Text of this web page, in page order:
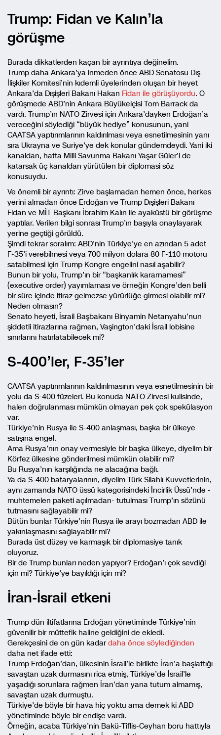
Trump: Fidan ve Kalın’la
görüşme
Burada dikkatlerden kaçan bir ayrıntıya değinelim.
Trump daha Ankara’ya inmeden önce ABD Senatosu Dış
İlişkiler Komitesi’nin kıdemli üyelerinden oluşan bir heyet
Ankara’da Dışişleri Bakanı Hakan Fidan ile görüşüyordu. O
görüşmede ABD’nin Ankara Büyükelçisi Tom Barrack da
vardı. Trump’ın NATO Zirvesi için Ankara’dayken Erdoğan’a
vereceğini söylediği “büyük hediye” konusunun, yani
CAATSA yaptırımlarının kaldırılması veya esnetilmesinin yanı
sıra Ukrayna ve Suriye’ye dek konular gündemdeydi. Yani iki
kanaldan, hatta Milli Savunma Bakanı Yaşar Güler’i de
katarsak üç kanaldan yürütülen bir diplomasi söz
konusuydu.
Ve önemli bir ayrıntı: Zirve başlamadan hemen önce, herkes
yerini almadan önce Erdoğan ve Trump Dışişleri Bakanı
Fidan ve MİT Başkanı İbrahim Kalın ile ayaküstü bir görüşme
yaptılar. Verilen bilgi sonrası Trump’ın başıyla onaylayarak
yerine geçtiği görüldü.
Şimdi tekrar soralım: ABD’nin Türkiye’ye en azından 5 adet
F-35’i verebilmesi veya 700 milyon dolara 80 F-110 motoru
satabilmesi için Trump Kongre engelini nasıl aşabilir?
Bunun bir yolu, Trump’ın bir “başkanlık kararnamesi”
(executive order) yayımlaması ve örneğin Kongre’den belli
bir süre içinde itiraz gelmezse yürürlüğe girmesi olabilir mi?
Neden olmasın?
Senato heyeti, İsrail Başbakanı Binyamin Netanyahu’nun
şiddetli itirazlarına rağmen, Vaşington’daki İsrail lobisine
sınırlarını hatırlatabilecek mi?
S-400’ler, F-35’ler
CAATSA yaptırımlarının kaldırılmasının veya esnetilmesinin bir
yolu da S-400 füzeleri. Bu konuda NATO Zirvesi kulisinde,
halen doğrulanması mümkün olmayan pek çok spekülasyon
var.
Türkiye’nin Rusya ile S-400 anlaşması, başka bir ülkeye
satışına engel.
Ama Rusya’nın onay vermesiyle bir başka ülkeye, diyelim bir
Körfez ülkesine gönderilmesi mümkün olabilir mi?
Bu Rusya’nın karşılığında ne alacağına bağlı.
Ya da S-400 bataryalarının, diyelim Türk Silahlı Kuvvetlerinin,
aynı zamanda NATO üssü kategorisindeki İncirlik Üssü’nde -
muhtemelen paketi açılmadan- tutulması Trump’ın sözünü
tutmasını sağlayabilir mi?
Bütün bunlar Türkiye’nin Rusya ile arayı bozmadan ABD ile
yakınlaşmasını sağlayabilir mi?
Burada üst düzey ve karmaşık bir diplomasiye tanık
oluyoruz.
Bir de Trump bunları neden yapıyor? Erdoğan’ı çok sevdiği
için mi? Türkiye’ye bayıldığı için mi?
İran-İsrail etkeni
Trump dün iltifatlarına Erdoğan yönetiminde Türkiye’nin
güvenilir bir müttefik haline geldiğini de ekledi.
Gerekçesini de on gün kadardaha önce söylediğinden
daha net ifade etti:
Trump Erdoğan’dan, ülkesinin İsrail’le birlikte İran’a başlattığı
savaştan uzak durmasını rica etmiş, Türkiye’de İsrail’le
yaşadığı sorunlara rağmen İran’dan yana tutum almamış,
savaştan uzak durmuştu.
Türkiye’de böyle bir hava hiç yoktu ama demek ki ABD
yönetiminde böyle bir endişe vardı.
Örneğin, acaba Türkiye’nin Bakü-Tiflis-Ceyhan boru hattıyla